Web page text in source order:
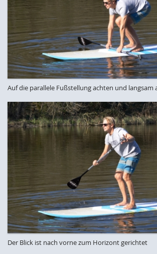
Auf die parallele Fußstellung achten und langsam
Der Blick ist nach vorne zum Horizont gerichtet